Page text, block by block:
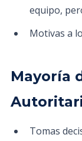
equipo,
Motivas a
Mayoría
Tomas